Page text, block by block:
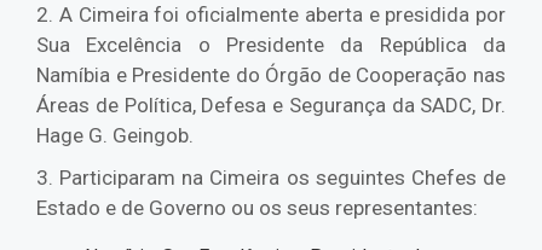
2. A Cimeira foi oficialmente aberta e presidida por
Sua Excelência o Presidente da República da
Namíbia e Presidente do Órgão de Cooperação nas
Áreas de Política, Defesa e Segurança da SADC, Dr.
Hage G. Geingob.
3. Participaram na Cimeira os seguintes Chefes de
Estado e de Governo ou os seus representantes: